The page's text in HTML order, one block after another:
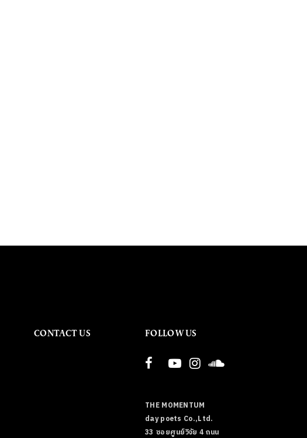
CONTACT US FOLLOW US
THE MOMENTUM
day poets Co.,Ltd.
33 ซอยศูนย์วิจัย 4 ถนน